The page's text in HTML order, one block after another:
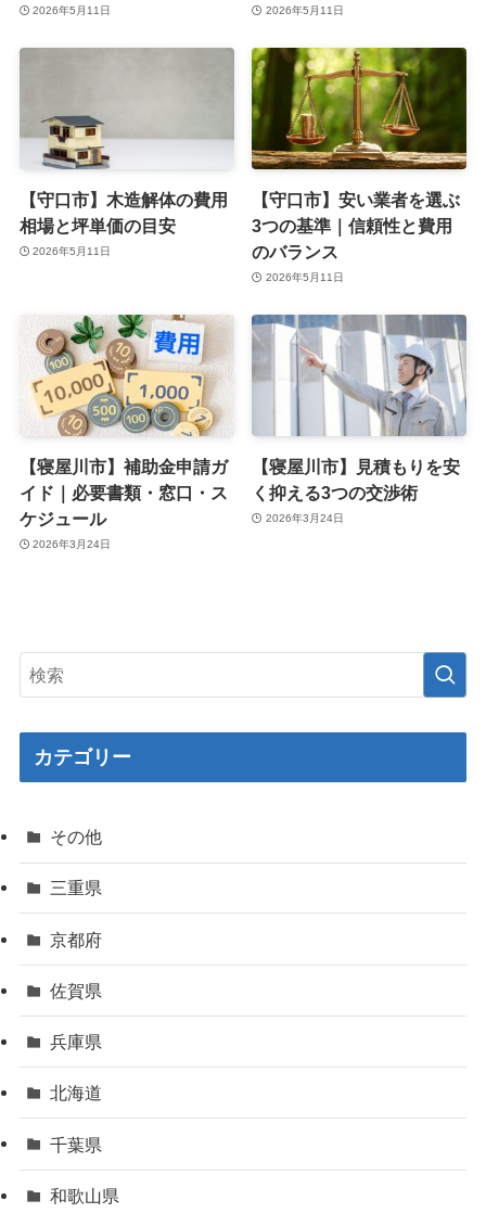
2026年5月11日 2026年5月11日
【守口市】木造解体の費用
相場と坪単価の目安
2026年5月11日
【守口市】安い業者を選ぶ
3つの基準｜信頼性と費用
のバランス
2026年5月11日
【寝屋川市】補助金申請ガ
イド｜必要書類・窓口・ス
ケジュール
2026年3月24日
【寝屋川市】見積もりを安
く抑える3つの交渉術
2026年3月24日
カテゴリー
その他
三重県
京都府
佐賀県
兵庫県
北海道
千葉県
和歌山県